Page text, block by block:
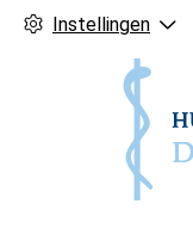
Instellingen